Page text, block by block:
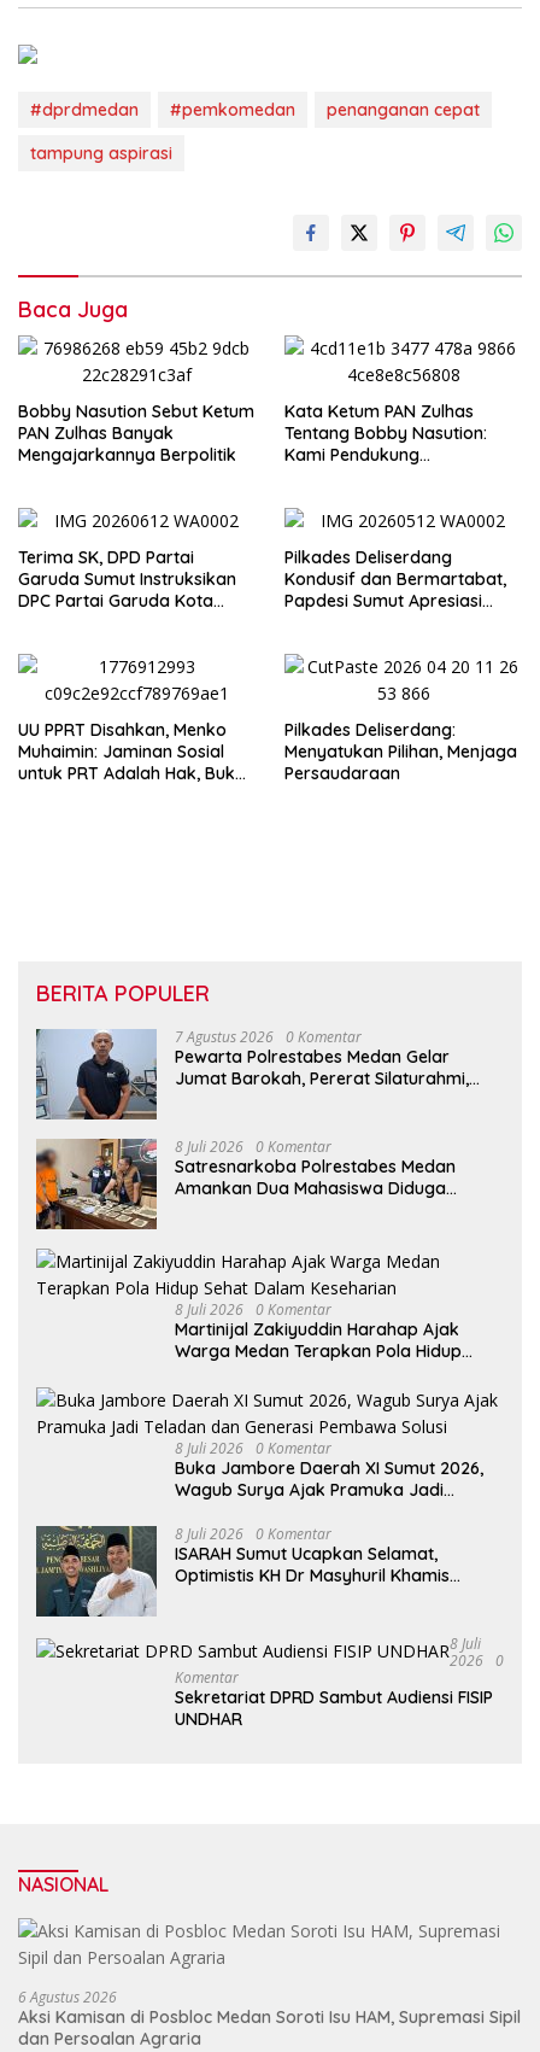
#dprdmedan #pemkomedan
penanganan cepat
tampung aspirasi
Baca Juga
Bobby Nasution Sebut Ketum
PAN Zulhas Banyak
Mengajarkannya Berpolitik
Kata Ketum PAN Zulhas
Tentang Bobby Nasution:
Kami Pendukung
Terima SK, DPD Partai
Garuda Sumut Instruksikan
DPC Partai Garuda Kota
Pilkades Deliserdang
Kondusif dan Bermartabat,
Papdesi Sumut Apresiasi
UU PPRT Disahkan, Menko
Muhaimin: Jaminan Sosial
untuk PRT Adalah Hak, Bukan
Pilkades Deliserdang:
Menyatukan Pilihan, Menjaga
Persaudaraan
BERITA POPULER
7 Agustus 2026 0 Komentar
Pewarta Polrestabes Medan Gelar
Jumat Barokah, Pererat Silaturahmi,
8 Juli 2026 0 Komentar
Satresnarkoba Polrestabes Medan
Amankan Dua Mahasiswa Diduga
8 Juli 2026 0 Komentar
Martinijal Zakiyuddin Harahap Ajak
Warga Medan Terapkan Pola Hidup
8 Juli 2026 0 Komentar
Buka Jambore Daerah XI Sumut 2026,
Wagub Surya Ajak Pramuka Jadi
8 Juli 2026 0 Komentar
ISARAH Sumut Ucapkan Selamat,
Optimistis KH Dr Masyhuril Khamis
8 Juli
2026 0
Komentar
Sekretariat DPRD Sambut Audiensi FISIP
UNDHAR
NASIONAL
6 Agustus 2026
Aksi Kamisan di Posbloc Medan Soroti Isu HAM, Supremasi Sipil
dan Persoalan Agraria